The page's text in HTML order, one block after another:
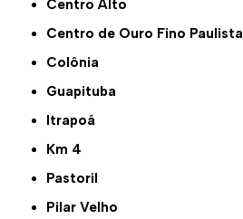
Centro Alto
Centro de Ouro Fino Paulista
Colônia
Guapituba
Itrapoá
Km 4
Pastoril
Pilar Velho